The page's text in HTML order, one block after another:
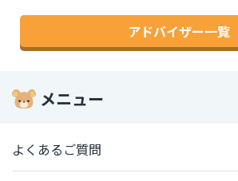
アドバイザー一覧
メニュー
よくあるご質問